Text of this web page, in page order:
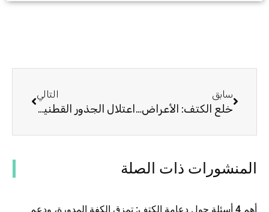
سابق
خلع الكتف: الأعراض ، الأسباب ، العلاج بواسطة دعامات الكتف
التالي
اعتلال الجذور القطنية: الأعراض ، الأسباب ، العلاج بواسطة الأقواس القطنية
المنشورات ذات الصلة
أهم 4 أسئلة حول دعامة الكتف: تمزق الكفة المدورة، ودعم